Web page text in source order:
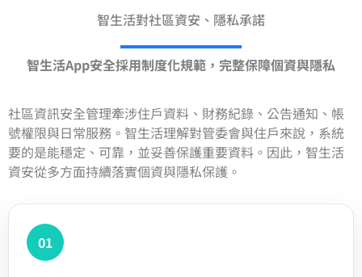
智生活對社區資安、隱私承諾
智生活App安全採用制度化規範，完整保障個資與隱私
社區資訊安全管理牽涉住戶資料、財務紀錄、公告通知、帳
號權限與日常服務。智生活理解對管委會與住戶來說，系統
要的是能穩定、可靠，並妥善保護重要資料。因此，智生活
資安從多方面持續落實個資與隱私保護。